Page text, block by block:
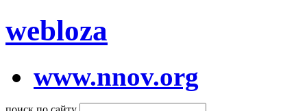
webloza
www.nnov.org